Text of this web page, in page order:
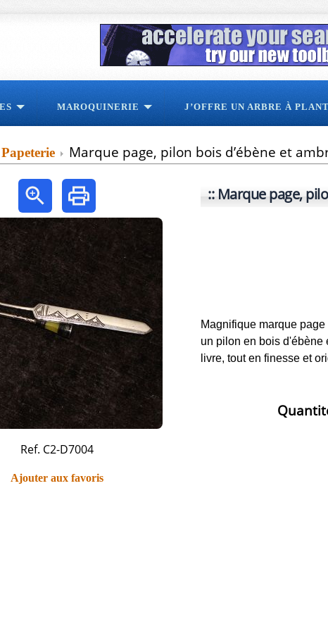
MAROQUINERIE J’OFFRE UN ARBRE À
Papeterie Marque page, pilon bois d’ébène et
Ref. C2-D7004
Ajouter aux favoris
Marque page,
Magnifique marque
un pilon en bois d'ébène
livre, tout en finesse et